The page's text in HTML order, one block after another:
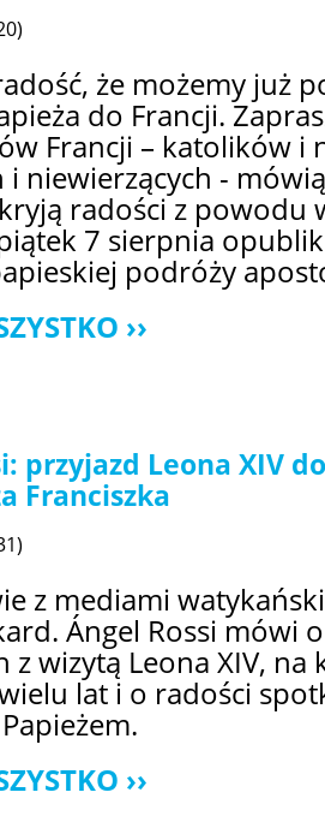
że możemy już
do Francji.
Francji – katolików i
i niewierzących -
radości z powodu
7 sierpnia
podróży
przyjazd Leona XIV
Franciszka
z mediami
Ángel Rossi mówi
z wizytą Leona XIV,
lat i o radości